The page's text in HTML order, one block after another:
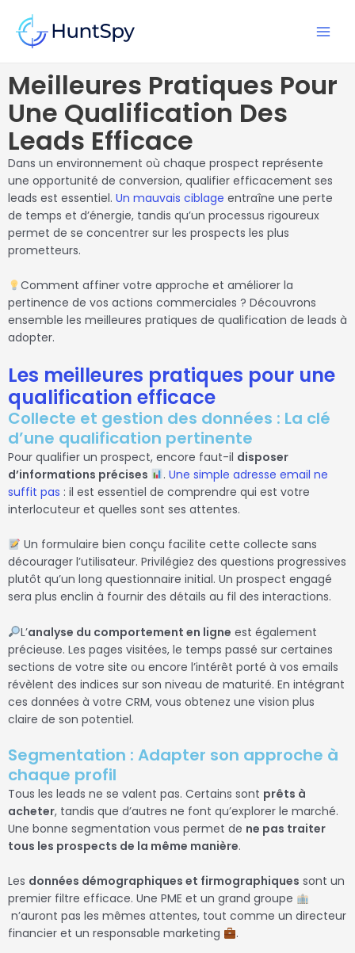
contenu
Meilleures Pratiques Pour
Une Qualification Des
Leads Efficace
Dans un environnement où chaque prospect représente
une opportunité de conversion, qualifier efficacement ses
leads est essentiel. Un mauvais ciblage entraîne une perte
de temps et d’énergie, tandis qu’un processus rigoureux
permet de se concentrer sur les prospects les plus
prometteurs.
Comment affiner votre approche et améliorer la
pertinence de vos actions commerciales ? Découvrons
ensemble les meilleures pratiques de qualification de leads à
adopter.
Les meilleures pratiques pour une
qualification efficace
Collecte et gestion des données : La clé
d’une qualification pertinente
Pour qualifier un prospect, encore faut-il disposer
d’informations précises
. Une simple adresse email ne
suffit pas : il est essentiel de comprendre qui est votre
interlocuteur et quelles sont ses attentes.
Un formulaire bien conçu facilite cette collecte sans
décourager l’utilisateur. Privilégiez des questions progressives
plutôt qu’un long questionnaire initial. Un prospect engagé
sera plus enclin à fournir des détails au fil des interactions.
L’analyse du comportement en ligne est également
précieuse. Les pages visitées, le temps passé sur certaines
sections de votre site ou encore l’intérêt porté à vos emails
révèlent des indices sur son niveau de maturité. En intégrant
ces données à votre CRM, vous obtenez une vision plus
claire de son potentiel.
Segmentation : Adapter son approche à
chaque profil
Tous les leads ne se valent pas. Certains sont prêts à
acheter, tandis que d’autres ne font qu’explorer le marché.
Une bonne segmentation vous permet de ne pas traiter
tous les prospects de la même manière.
Les données démographiques et firmographiques sont un
premier filtre efficace. Une PME et un grand groupe
n’auront pas les mêmes attentes, tout comme un directeur
financier et un responsable marketing
.